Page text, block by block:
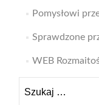
Pomysłowi
Sprawdzone
WEB